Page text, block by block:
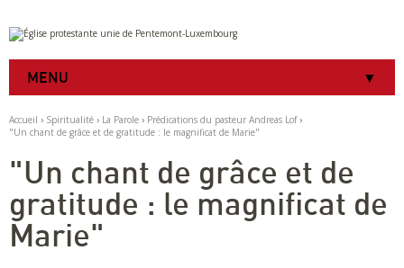
Aller
au
contenu.
à
navigation
Outils
personnels
MENU
Accueil › Spiritualité › La Parole › Prédications du pasteur Andreas Lof ›
"Un chant de grâce et de gratitude : le magnificat de Marie"
"Un chant de grâce et de
gratitude : le magnificat de
Marie"